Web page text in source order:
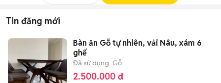
Tin đăng mới
Bàn ăn Gỗ tự nhiên, vải Nâu, xám 6
ghế
Đã sử dụng Gỗ
2.500.000 đ